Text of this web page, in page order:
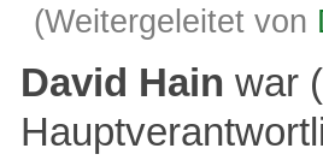
(Weitergeleitet von
David Hain war